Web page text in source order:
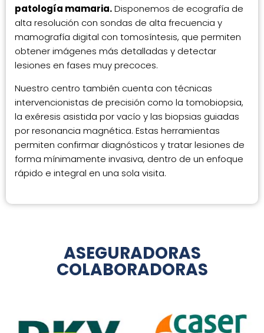
patología mamaria.Disponemos de ecografía de
alta resolución con sondas de alta frecuencia y
mamografía digital con tomosíntesis, que permiten
obtener imágenes más detalladas y detectar
lesiones en fases muy precoces.
Nuestro centro también cuenta con técnicas
intervencionistas de precisión como la tomobiopsia,
la exéresis asistida por vacío y las biopsias guiadas
por resonancia magnética. Estas herramientas
permiten confirmar diagnósticos y tratar lesiones de
forma mínimamente invasiva, dentro de un enfoque
rápido e integral en una sola visita.
ASEGURADORAS
COLABORADORAS